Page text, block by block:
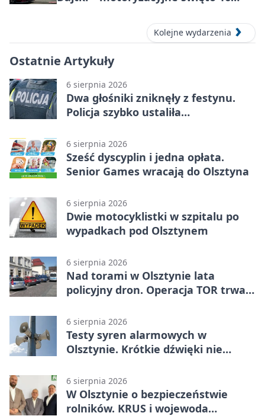
Kolejne wydarzenia
Ostatnie Artykuły
6 sierpnia 2026
Dwa głośniki zniknęły z festynu.
Policja szybko ustaliła
6 sierpnia 2026
Sześć dyscyplin i jedna opłata.
Senior Games wracają do Olsztyna
6 sierpnia 2026
Dwie motocyklistki w szpitalu po
wypadkach pod Olsztynem
6 sierpnia 2026
Nad torami w Olsztynie lata
policyjny dron. Operacja TOR trwa
6 sierpnia 2026
Testy syren alarmowych w
Olsztynie. Krótkie dźwięki nie
6 sierpnia 2026
W Olsztynie o bezpieczeństwie
rolników. KRUS i wojewoda